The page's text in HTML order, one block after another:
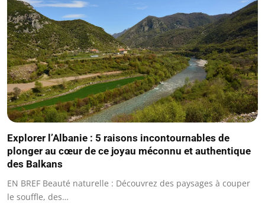
Explorer l’Albanie : 5 raisons incontournables de
plonger au cœur de ce joyau méconnu et authentique
des Balkans
EN BREF Beauté naturelle : Découvrez des paysages à couper
le souffle, des…